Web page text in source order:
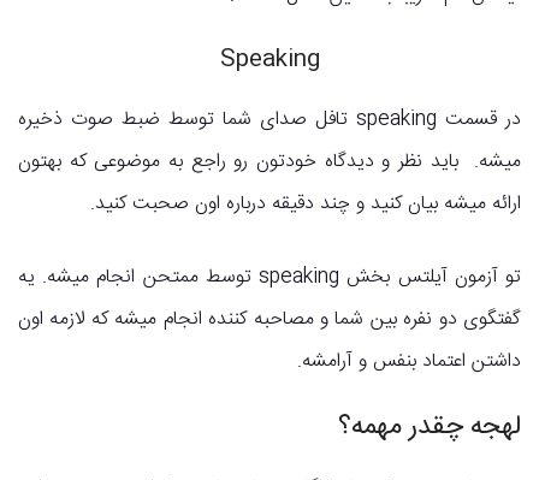
Speaking
در قسمت speaking تافل صدای شما توسط ضبط صوت ذخیره
میشه. باید نظر و دیدگاه خودتون رو راجع به موضوعی که بهتون
ارائه میشه بیان کنید و چند دقیقه درباره اون صحبت کنید.
تو آزمون آیلتس بخش speaking توسط ممتحن انجام میشه. یه
گفتگوی دو نفره بین شما و مصاحبه کننده انجام میشه که لازمه اون
داشتن اعتماد بنفس و آرامشه.
لهجه چقدر مهمه؟